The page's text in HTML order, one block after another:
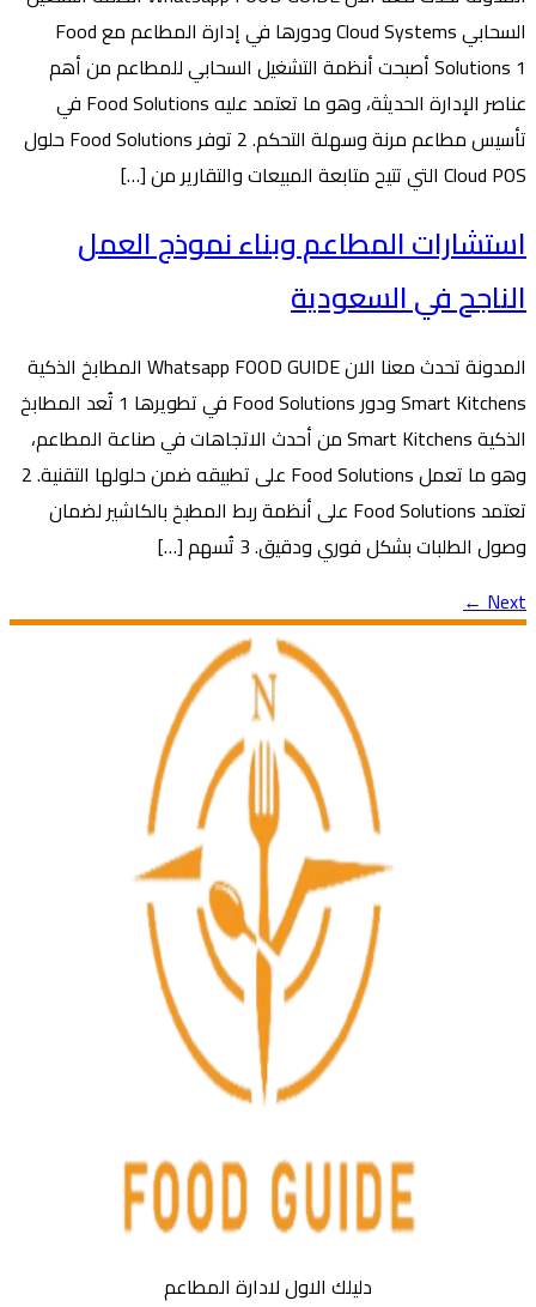
السحابي Cloud Systems ودورها في إدارة المطاعم مع Food
Solutions 1 أصبحت أنظمة التشغيل السحابي للمطاعم من أهم
عناصر الإدارة الحديثة، وهو ما تعتمد عليه Food Solutions في
تأسيس مطاعم مرنة وسهلة التحكم. 2 توفر Food Solutions حلول
Cloud POS التي تتيح متابعة المبيعات والتقارير من […]
استشارات المطاعم وبناء نموذج العمل
الناجح في السعودية
المدونة تحدث معنا الان Whatsapp FOOD GUIDE المطابخ الذكية
Smart Kitchens ودور Food Solutions في تطويرها 1 تُعد المطابخ
الذكية Smart Kitchens من أحدث الاتجاهات في صناعة المطاعم،
وهو ما تعمل Food Solutions على تطبيقه ضمن حلولها التقنية. 2
تعتمد Food Solutions على أنظمة ربط المطبخ بالكاشير لضمان
وصول الطلبات بشكل فوري ودقيق. 3 تُسهم […]
Next
←
دليلك الاول لادارة المطاعم